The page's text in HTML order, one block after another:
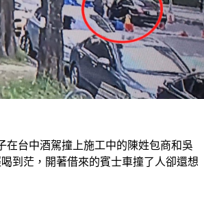
在台中酒駕撞上施工中的陳姓包商和吳
到茫，開著借來的賓士車撞了人卻還想